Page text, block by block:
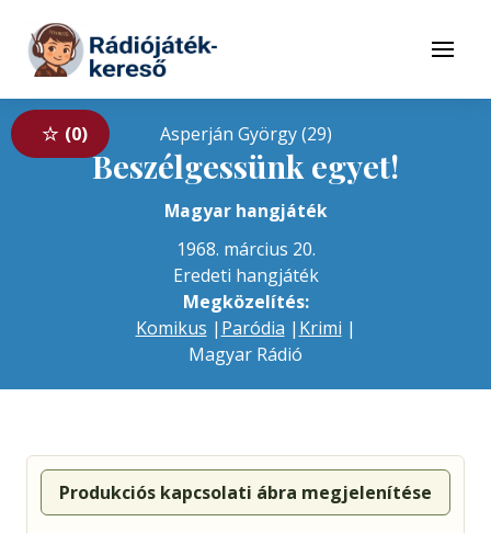
Tovább a tartalomhoz
Menü
0 Asperján György (29)
Beszélgessünk egyet!
Magyar hangjáték
1968. március 20.
Eredeti hangjáték
Megközelítés:
Komikus | Paródia | Krimi |
Magyar Rádió
Produkciós kapcsolati ábra megjelenítése